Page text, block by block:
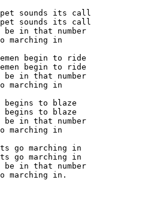
sounds its call
sounds its call
be in that number
marching in
begin to ride
begin to ride
be in that number
marching in
begins to blaze
begins to blaze
be in that number
marching in
go marching in
go marching in
be in that number
marching in.